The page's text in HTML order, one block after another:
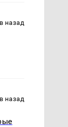
назад
назад